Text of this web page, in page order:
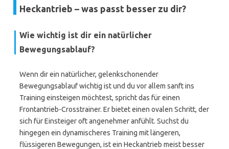
Heckantrieb – was passt besser zu dir?
Wie wichtig ist dir ein natürlicher
Bewegungsablauf?
Wenn dir ein natürlicher, gelenkschonender
Bewegungsablauf wichtig ist und du vor allem sanft ins
Training einsteigen möchtest, spricht das für einen
Frontantrieb-Crosstrainer. Er bietet einen ovalen Schritt, der
sich für Einsteiger oft angenehmer anfühlt. Suchst du
hingegen ein dynamischeres Training mit längeren,
flüssigeren Bewegungen, ist ein Heckantrieb meist besser